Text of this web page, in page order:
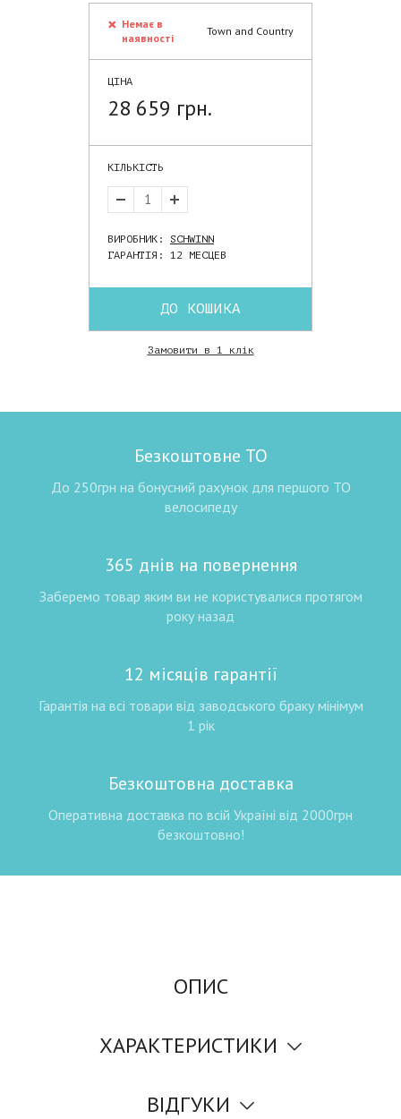
Немає в
наявності
Town and Country
ЦІНА
28 659 грн.
КІЛЬКІСТЬ
ВИРОБНИК: SCHWINN
ГАРАНТІЯ: 12 МЕСЦЕВ
ДО КОШИКА
Замовити в 1 клік
Безкоштовне ТО
До 250грн на бонусний рахунок для першого ТО
велосипеду
365 днів на повернення
Заберемо товар яким ви не користувалися протягом
року назад
12 місяців гарантії
Гарантія на всі товари від заводського браку мінімум
1 рік
Безкоштовна доставка
Оперативна доставка по всій Україні від 2000грн
безкоштовно!
ОПИС
ХАРАКТЕРИСТИКИ
ВІДГУКИ